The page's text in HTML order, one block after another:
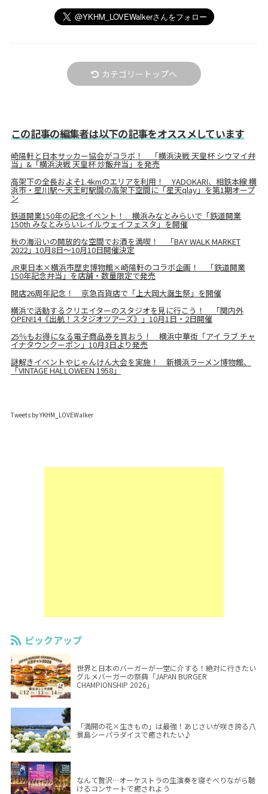
カテゴリートップへ
この記事の編集者は以下の記事をオススメしています
崎陽軒と日本サッカー協会がコラボ！ 「横浜決戦 天皇杯 シウマイ弁
当」&「横浜決戦 天皇杯 炒飯弁当」を発売
高架下の全長およそ1.4kmのエリアを利用！ YADOKARI、相鉄本線 横
浜市・星川駅～天王町駅間の高架下空間に「星天qlay」を第1期オープ
ン
鉄道開業150年の記念イベント！ 横浜みなとみらいで「鉄道開業
150th みなとみらいレイルウェイフェスタ」を開催
秋の海沿いの開放的な空間でお酒を満喫！ 「BAY WALK MARKET
2022」10月8日〜10月10日開催決定
JR東日本×横浜市歴史博物館×崎陽軒のコラボ企画！ 「鉄道開業
150年記念弁当」を店舗・数量限定で発売
開店26周年記念！ 京急百貨店で「上大岡大誕生祭」を開催
横浜で活動するクリエイターのスタジオを見に行こう！ 「関内外
OPEN!14《出航！スタジオツアーズ》」10月1日・2日開催
25％もお得になる電子商品券を買おう！ 横浜中華街「アイ ラブ チャ
イナタウンクーポン」10月3日より発売
謎解きイベントやじゃんけん大会を実施！ 新横浜ラーメン博物館、
「VINTAGE HALLOWEEN 1958」
Tweets by YKHM_LOVEWalker
ピックアップ
世界と日本のバーガーが一堂に介する！絶対に行きたい
グルメバーガーの祭典「JAPAN BURGER
CHAMPIONSHIP 2026」
「満開の花×生きもの」は最強！あじさいが咲き誇る八
景島シーパラダイスで癒されたい♪
なんて贅沢…オーケストラの生演奏を寝そべりながら聴
けるコンサートで癒されよう